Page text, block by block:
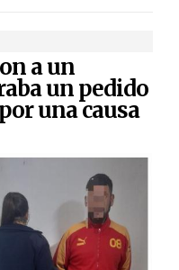
a un
un pedido
una causa